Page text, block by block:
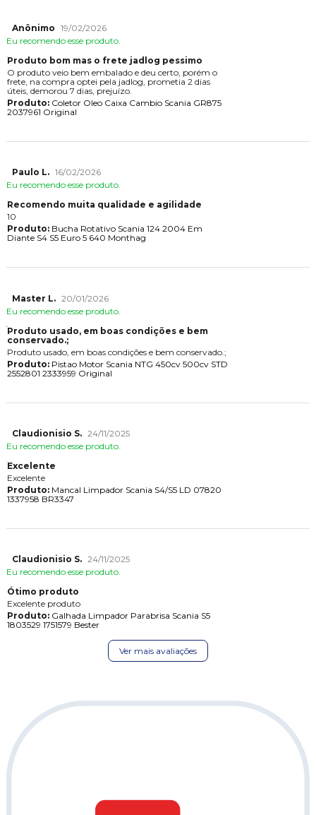
Anônimo 19/02/2026
Eu recomendo esse produto.
Produto bom mas o frete jadlog pessimo
O produto veio bem embalado e deu certo, porém o
frete, na compra optei pela jadlog, prometia 2 dias
úteis, demorou 7 dias, prejuízo.
Produto:Coletor Oleo Caixa Cambio Scania GR875
2037961 Original
Paulo L. 16/02/2026
Eu recomendo esse produto.
Recomendo muita qualidade e agilidade
10
Produto:Bucha Rotativo Scania 124 2004 Em
Diante S4 S5 Euro 5 640 Monthag
Master L. 20/01/2026
Eu recomendo esse produto.
Produto usado, em boas condições e bem
conservado.;
Produto usado, em boas condições e bem conservado.;
Produto:Pistao Motor Scania NTG 450cv 500cv STD
2552801 2333959 Original
Claudionisio S. 24/11/2025
Eu recomendo esse produto.
Excelente
Excelente
Produto:Mancal Limpador Scania S4/S5 LD 07820
1337958 BR3347
Claudionisio S. 24/11/2025
Eu recomendo esse produto.
Ótimo produto
Excelente produto
Produto:Galhada Limpador Parabrisa Scania S5
1803529 1751579 Bester
Ver mais avaliações